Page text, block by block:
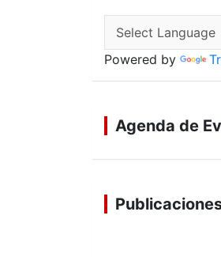
Powered by
Agenda de